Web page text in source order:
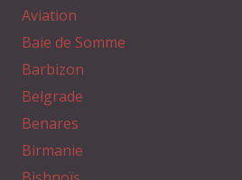
Aviation
Baie de Somme
Barbizon
Belgrade
Benares
Birmanie